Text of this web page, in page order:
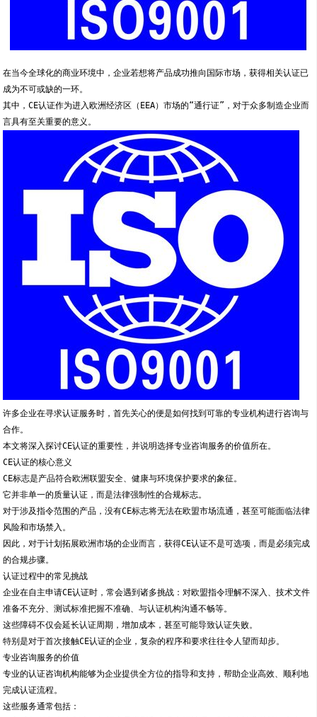
在当今全球化的商业环境中，企业若想将产品成功推向国际市场，获得相关认证已
成为不可或缺的一环。
其中，CE认证作为进入欧洲经济区（EEA）市场的“通行证”，对于众多制造企业而
言具有至关重要的意义。
许多企业在寻求认证服务时，首先关心的便是如何找到可靠的专业机构进行咨询与
合作。
本文将深入探讨CE认证的重要性，并说明选择专业咨询服务的价值所在。
CE认证的核心意义
CE标志是产品符合欧洲联盟安全、健康与环境保护要求的象征。
它并非单一的质量认证，而是法律强制性的合规标志。
对于涉及指令范围的产品，没有CE标志将无法在欧盟市场流通，甚至可能面临法律
风险和市场禁入。
因此，对于计划拓展欧洲市场的企业而言，获得CE认证不是可选项，而是必须完成
的合规步骤。
认证过程中的常见挑战
企业在自主申请CE认证时，常会遇到诸多挑战：对欧盟指令理解不深入、技术文件
准备不充分、测试标准把握不准确、与认证机构沟通不畅等。
这些障碍不仅会延长认证周期，增加成本，甚至可能导致认证失败。
特别是对于首次接触CE认证的企业，复杂的程序和要求往往令人望而却步。
专业咨询服务的价值
专业的认证咨询机构能够为企业提供全方位的指导和支持，帮助企业高效、顺利地
完成认证流程。
这些服务通常包括：